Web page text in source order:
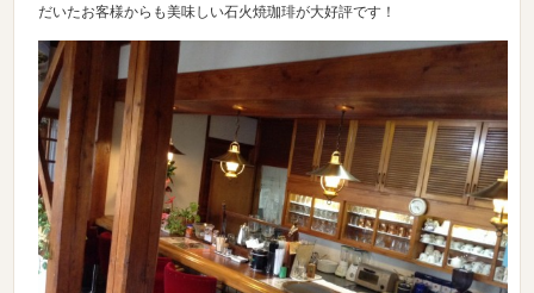
だいたお客様からも美味しい石火焼珈琲が大好評です！